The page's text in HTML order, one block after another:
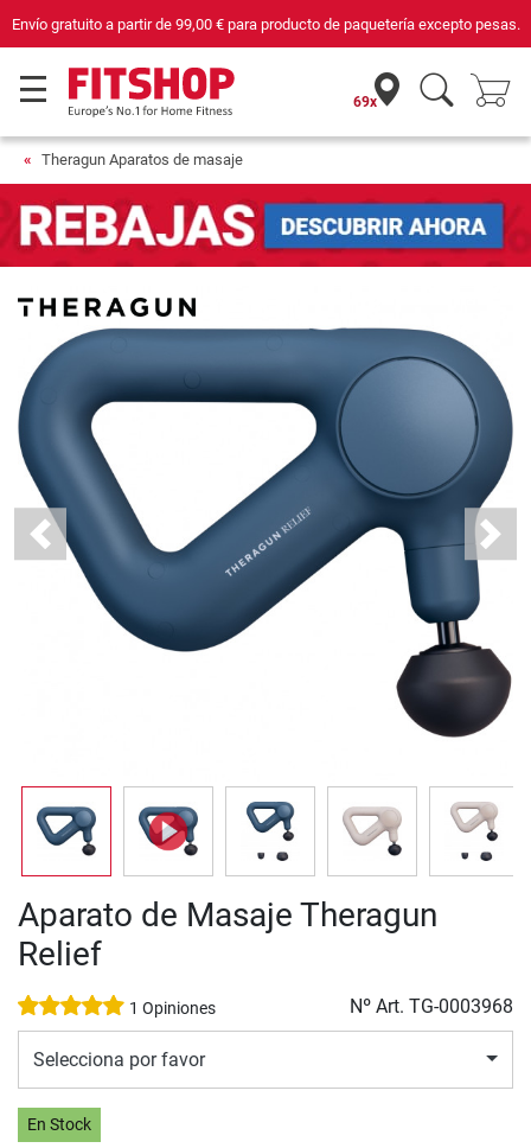
Compra con seguridad en Fitshop, comercio con sello de Confianza
69x
Theragun Aparatos de masaje
Previous Next
Aparato de Masaje Theragun
Relief
1 Opiniones Nº Art. TG-0003968
Selecciona por favor
En Stock